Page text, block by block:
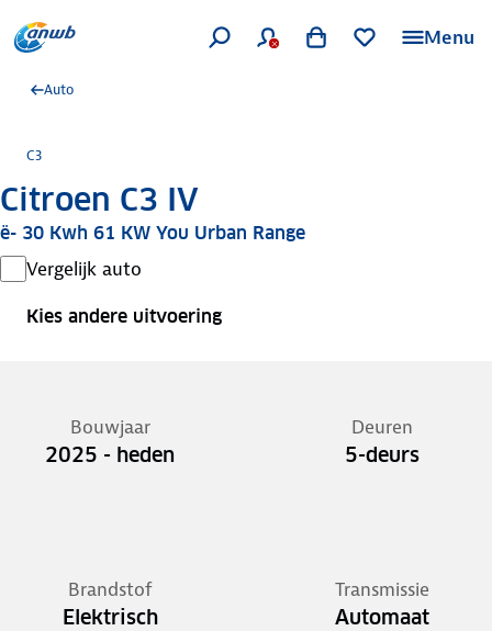
Menu
Auto
C3
Citroen C3 IV
ë- 30 Kwh 61 KW You Urban Range
Vergelijk auto
Kies andere uitvoering
Bouwjaar
2025 - heden
Deuren
5-deurs
Brandstof
Elektrisch
Transmissie
Automaat